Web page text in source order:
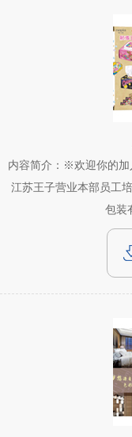
内容简介：※欢迎你的
江苏王子营业本部员工
包装